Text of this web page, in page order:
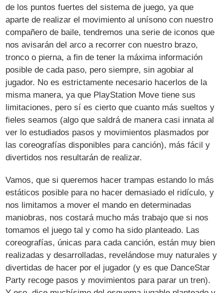
de los puntos fuertes del sistema de juego, ya que
aparte de realizar el movimiento al unísono con nuestro
compañero de baile, tendremos una serie de iconos que
nos avisarán del arco a recorrer con nuestro brazo,
tronco o pierna, a fin de tener la máxima información
posible de cada paso, pero siempre, sin agobiar al
jugador. No es estrictamente necesario hacerlos de la
misma manera, ya que PlayStation Move tiene sus
limitaciones, pero sí es cierto que cuanto más sueltos y
fieles seamos (algo que saldrá de manera casi innata al
ver lo estudiados pasos y movimientos plasmados por
las coreografías disponibles para canción), más fácil y
divertidos nos resultarán de realizar.
Vamos, que si queremos hacer trampas estando lo más
estáticos posible para no hacer demasiado el ridículo, y
nos limitamos a mover el mando en determinadas
maniobras, nos costará mucho más trabajo que si nos
tomamos el juego tal y como ha sido planteado. Las
coreografías, únicas para cada canción, están muy bien
realizadas y desarrolladas, revelándose muy naturales y
divertidas de hacer por el jugador (y es que DanceStar
Party recoge pasos y movimientos para parar un tren).